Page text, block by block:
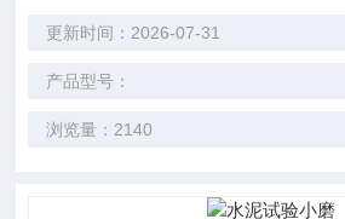
更新时间：2026-07-31
产品型号：
浏览量：2140